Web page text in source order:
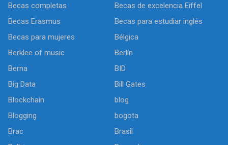
Becas completas
Becas de excelencia Eiffel
Becas Erasmus
Becas para estudiar inglés
Becas para mujeres
Bélgica
Berklee of music
Berlín
Berna
BID
Big Data
Bill Gates
Blockchain
blog
Blogging
bogota
Brac
Brasil